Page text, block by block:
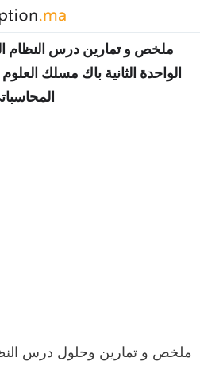
ملخص و تمارين درس النظام
الواحدة الثانية باك مسلك العلوم
ملخص و تمارين وحلول درس